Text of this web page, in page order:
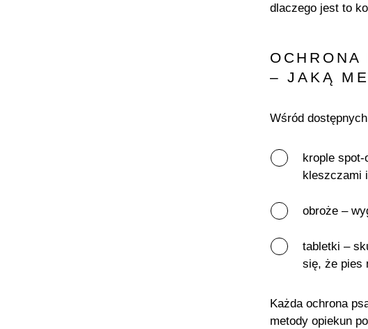
dlaczego jest to
– JAKĄ
Wśród
krople spot-
kleszczami
obroże–
tabletki –
się, że pies
Każda ochrona
metody opiekun